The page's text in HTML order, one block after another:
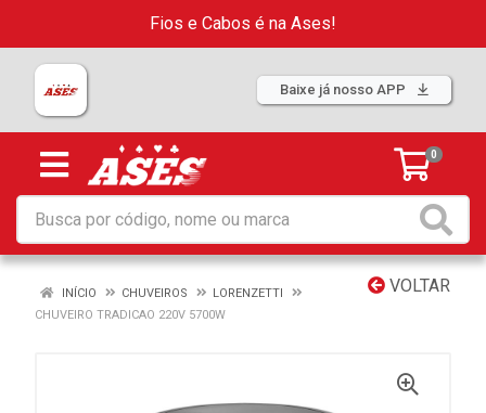
Fios e Cabos é na Ases!
Baixe já nosso APP
0
VOLTAR
INÍCIO CHUVEIROS
LORENZETTI
CHUVEIRO TRADICAO 220V 5700W